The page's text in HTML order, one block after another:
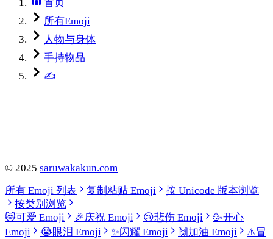
首页
所有Emoji
人物与身体
手持物品
✍️
© 2025 saruwakakun.com
所有 Emoji 列表
复制粘贴 Emoji
按 Unicode 版本浏览
按类别浏览
😻可爱 Emoji 🎉庆祝 Emoji 😢悲伤 Emoji 🥳开心
Emoji
😭眼泪 Emoji ✨闪耀 Emoji 🙌加油 Emoji ⚠️冒